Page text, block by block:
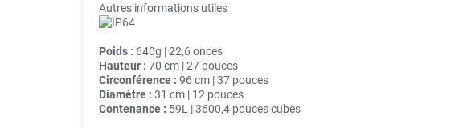
Autres informations utiles
Poids : 640g | 22,6 onces
Hauteur : 70 cm | 27 pouces
Circonférence : 96 cm | 37 pouces
Diamètre : 31 cm | 12 pouces
Contenance : 59L | 3600,4 pouces cubes